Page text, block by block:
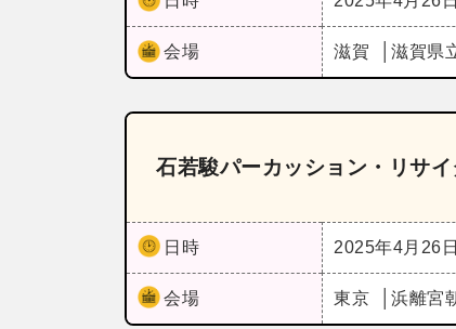
会場 滋賀 滋賀県
石若駿パーカッション・リサ
日時 2025年4月26
会場 東京 浜離宮